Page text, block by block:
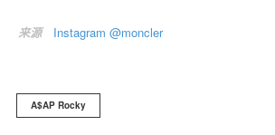
来源 Instagram @moncler
A$AP Rocky